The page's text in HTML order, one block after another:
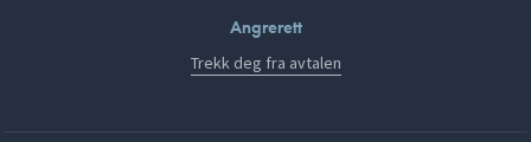
Angrerett
Trekk deg fra avtalen